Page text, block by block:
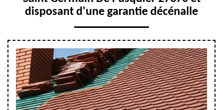
disposant d'une garantie décénalle